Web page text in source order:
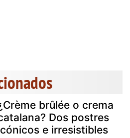
brûlée o crema
Dos postres
e irresistibles